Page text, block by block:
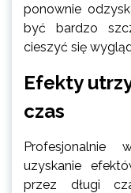
ponownie
być bardzo
cieszyć się
Efekty
czas
uzyskanie
przez długi